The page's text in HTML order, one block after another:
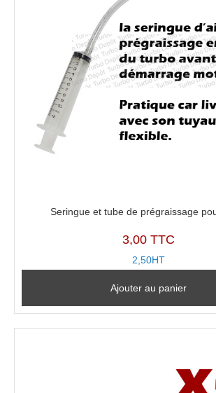
Seringue et tube de prégraissage
3,00 TTC
2,50HT
Ajouter au panier